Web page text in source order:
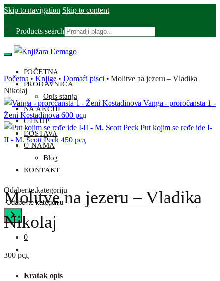
Skip to navigation Skip to content
Products search
POČETNA
PRODAVNICA
Opis stanja
NA AKCIJI
OTKUP
DOSTAVA
O NAMA
Blog
KONTAKT
Odaberite kategoriju
0
Početna • Knjige • Domaći pisci • Molitve na jezeru – Vladika
Nikolaj
Vanga - proročansta 1 -
Ženi Kostadinova 600 рсд
Put kojim se ređe ide I-
II - M. Scott Peck 450 рсд
Molitve na jezeru – Vladika
Nikolaj
300 рсд
Kratak opis